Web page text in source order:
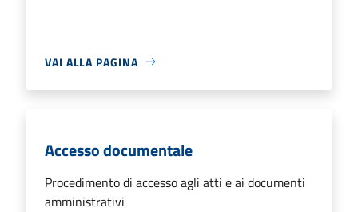
VAI ALLA PAGINA
Accesso documentale
Procedimento di accesso agli atti e ai documenti
amministrativi